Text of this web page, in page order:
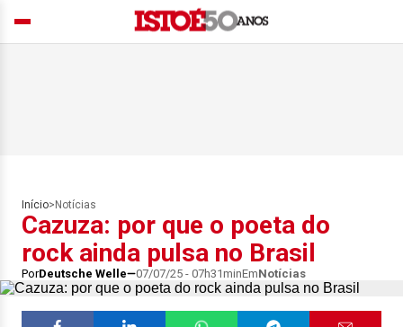
Início> Notícias
Cazuza: por que o poeta do
rock ainda pulsa no Brasil
PorDeutsche Welle 07/07/25 - 07h31minEmNotícias